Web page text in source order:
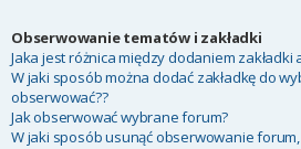
Obserwowanie tematów i zakładki
Jaka jest różnica między dodaniem
W jaki sposób można dodać zakładkę do
obserwować??
Jak obserwować wybrane forum?
W jaki sposób usunąć obserwowanie